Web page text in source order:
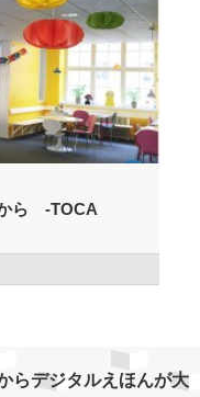
から -TOCA
らデジタルえほんが大